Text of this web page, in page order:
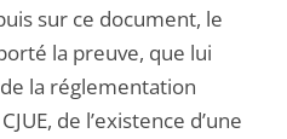
sur ce document, le
la preuve, que lui
la réglementation
de l’existence d’une